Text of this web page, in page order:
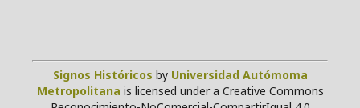
Signos Históricos by Universidad Autómoma
Metropolitana is licensed under a Creative Commons